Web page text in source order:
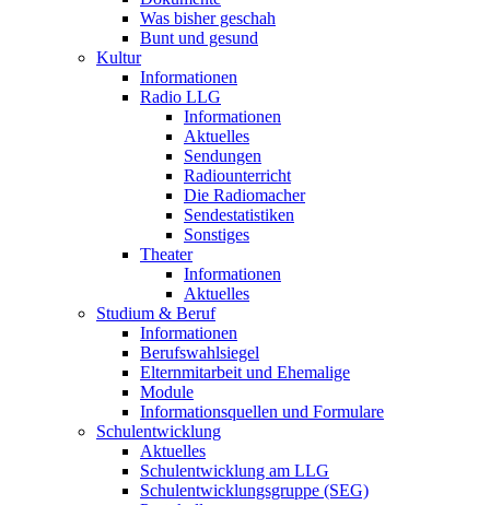
Was bisher geschah
Bunt und gesund
Kultur
Informationen
Radio LLG
Informationen
Aktuelles
Sendungen
Radiounterricht
Die Radiomacher
Sendestatistiken
Sonstiges
Theater
Informationen
Aktuelles
Studium & Beruf
Informationen
Berufswahlsiegel
Elternmitarbeit und Ehemalige
Module
Informationsquellen und Formulare
Schulentwicklung
Aktuelles
Schulentwicklung am LLG
Schulentwicklungsgruppe (SEG)